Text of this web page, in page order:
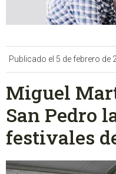
Publicado el 5 de febrero de
Miguel
San Pedro
festivales